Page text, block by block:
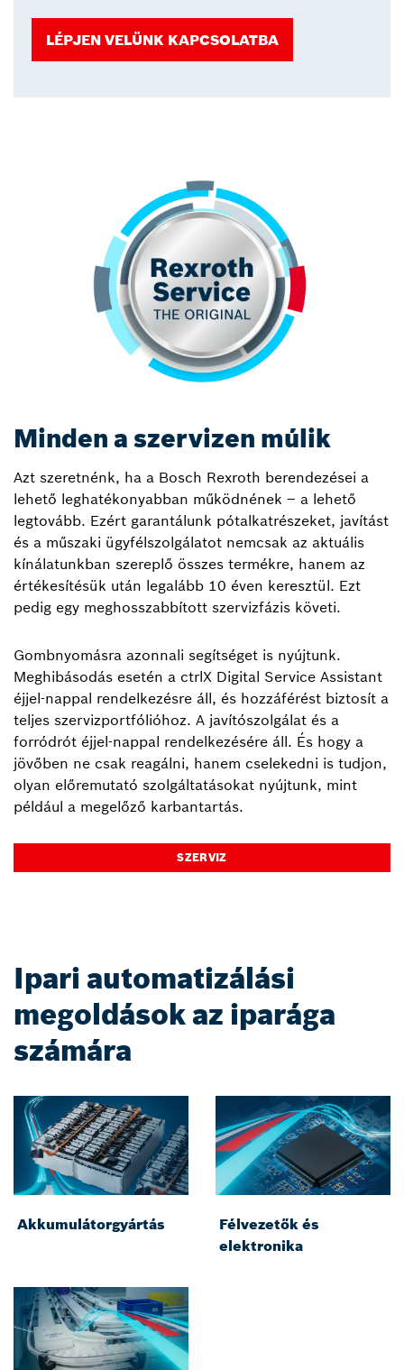
LÉPJEN VELÜNK KAPCSOLATBA
Minden a szervizen múlik
Azt szeretnénk, ha a Bosch Rexroth berendezései a
lehető leghatékonyabban működnének – a lehető
legtovább. Ezért garantálunk pótalkatrészeket, javítást
és a műszaki ügyfélszolgálatot nemcsak az aktuális
kínálatunkban szereplő összes termékre, hanem az
értékesítésük után legalább 10 éven keresztül. Ezt
pedig egy meghosszabbított szervizfázis követi.
Gombnyomásra azonnali segítséget is nyújtunk.
Meghibásodás esetén a ctrlX Digital Service Assistant
éjjel-nappal rendelkezésre áll, és hozzáférést biztosít a
teljes szervizportfólióhoz. A javítószolgálat és a
forródrót éjjel-nappal rendelkezésére áll. És hogy a
jövőben ne csak reagálni, hanem cselekedni is tudjon,
olyan előremutató szolgáltatásokat nyújtunk, mint
például a megelőző karbantartás.
SZERVIZ
Ipari automatizálási
megoldások az iparága
számára
Akkumulátorgyártás
Félvezetők és
elektronika